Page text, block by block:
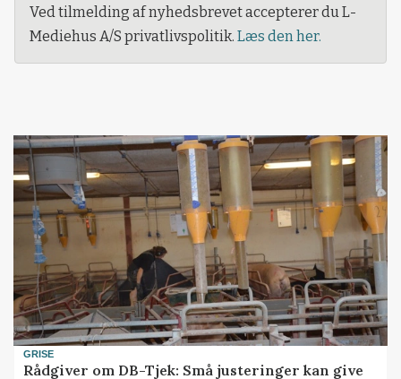
Ved tilmelding af nyhedsbrevet accepterer du L-
Mediehus A/S privatlivspolitik. Læs den her.
GRISE
Rådgiver om DB-Tjek: Små justeringer kan give